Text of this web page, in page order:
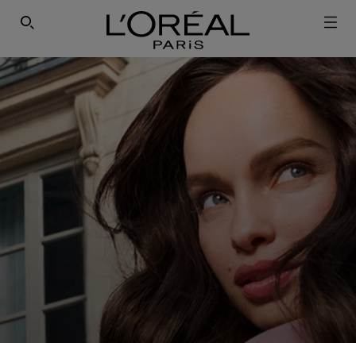
ΕΓΓΡΑΦΕΙΤΕ ΣΤΟ NEWSLETTER!
SEARCH THIS SITE